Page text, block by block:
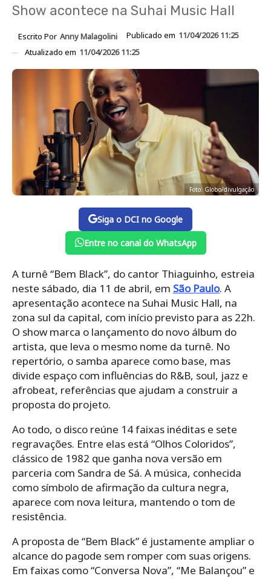
Show acontece na Suhai Music Hall
Escrito Por Anny Malagolini Publicado em 11/04/2026 11:25
Atualizado em 11/04/2026 11:25
Foto: Globo/divulgação
Siga o DCI no Google
Entre no canal do WhatsApp
A turnê “Bem Black”, do cantor Thiaguinho, estreia
neste sábado, dia 11 de abril, em São Paulo. A
apresentação acontece na Suhai Music Hall, na
zona sul da capital, com início previsto para as 22h.
O show marca o lançamento do novo álbum do
artista, que leva o mesmo nome da turnê. No
repertório, o samba aparece como base, mas
divide espaço com influências do R&B, soul, jazz e
afrobeat, referências que ajudam a construir a
proposta do projeto.
Ao todo, o disco reúne 14 faixas inéditas e sete
regravações. Entre elas está “Olhos Coloridos”,
clássico de 1982 que ganha nova versão em
parceria com Sandra de Sá. A música, conhecida
como símbolo de afirmação da cultura negra,
aparece com nova leitura, mantendo o tom de
resistência.
A proposta de “Bem Black” é justamente ampliar o
alcance do pagode sem romper com suas origens.
Em faixas como “Conversa Nova”, “Me Balançou” e